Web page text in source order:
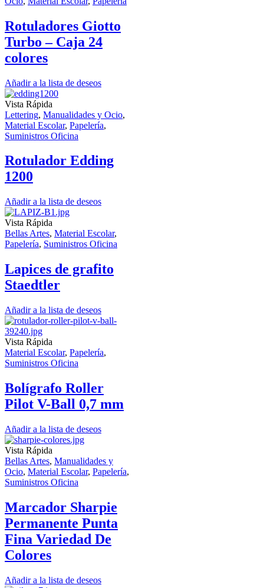
Rotuladores Giotto
Turbo – Caja 24
colores
Añadir a la lista de deseos
Vista Rápida
Lettering, Manualidades y Ocio,
Material Escolar, Papelería,
Suministros Oficina
Rotulador Edding
1200
Añadir a la lista de deseos
Vista Rápida
Bellas Artes, Material Escolar,
Papelería, Suministros Oficina
Lapices de grafito
Staedtler
Añadir a la lista de deseos
Vista Rápida
Material Escolar, Papelería,
Suministros Oficina
Bolígrafo Roller
Pilot V-Ball 0,7 mm
Añadir a la lista de deseos
Vista Rápida
Bellas Artes, Manualidades y
Ocio, Material Escolar, Papelería,
Suministros Oficina
Marcador Sharpie
Permanente Punta
Fina Variedad De
Colores
Añadir a la lista de deseos